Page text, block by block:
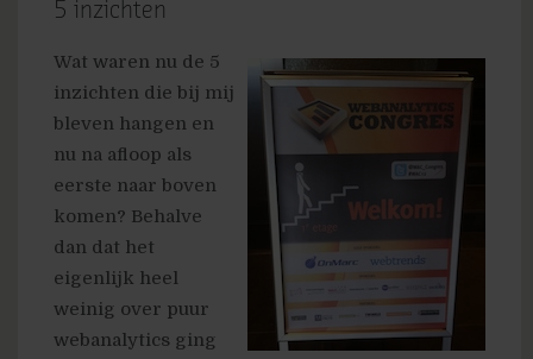
5 inzichten
Wat waren nu de 5
inzichten die bij mij
bleven hangen en
nu na afloop als
eerste naar boven
komen? Behalve
dan dat het
eigenlijk heel
weinig over puur
webanalytics ging